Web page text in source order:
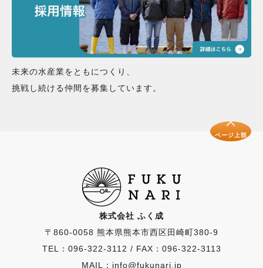
未来の水産業をともにつくり、
挑戦し続ける仲間を募集しています。
ページ上部
株式会社 ふく成
〒860-0058 熊本県熊本市西区田崎町380-9
TEL：096-322-3112 / FAX：096-322-3113
MAIL：info@fukunari.jp